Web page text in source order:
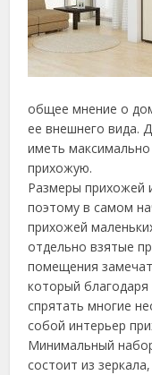
общее мнение о
ее внешнего вида.
иметь
прихожую.
Размеры прихожей
поэтому в самом
прихожей
отдельно взятые
помещения
который
спрятать многие
собой интерьер
Минимальный
состоит из